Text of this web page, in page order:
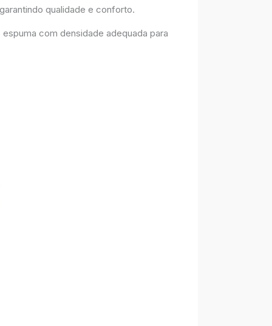
qualidade e conforto.
com densidade adequada para